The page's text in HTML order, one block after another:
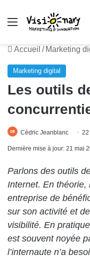
Menu
Accueil / Marketing
Marketing digital
Les outils
Cédric Jeanblanc 22
Dernière mise à jour: 21 mai
Parlons des outils
Internet. En théorie,
entreprise de
sur son activité et
visibilité. En
est souvent noyée
l’internaute n’a